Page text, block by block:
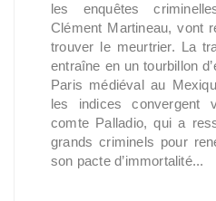
les enquêtes
Clément Martineau, vont
trouver le meurtrier. La
entraîne en un tourbillon
Paris médiéval au
les indices convergent
comte Palladio, qui a
grands criminels pour
son pacte d’immortalité...